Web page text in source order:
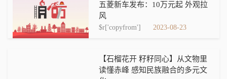
五菱新车发布：10万元起 外观拉
风
$r['copyfrom'] 2023-08-23
【石榴花开 籽籽同心】从文物里
读懂赤峰 感知民族融合的多元文